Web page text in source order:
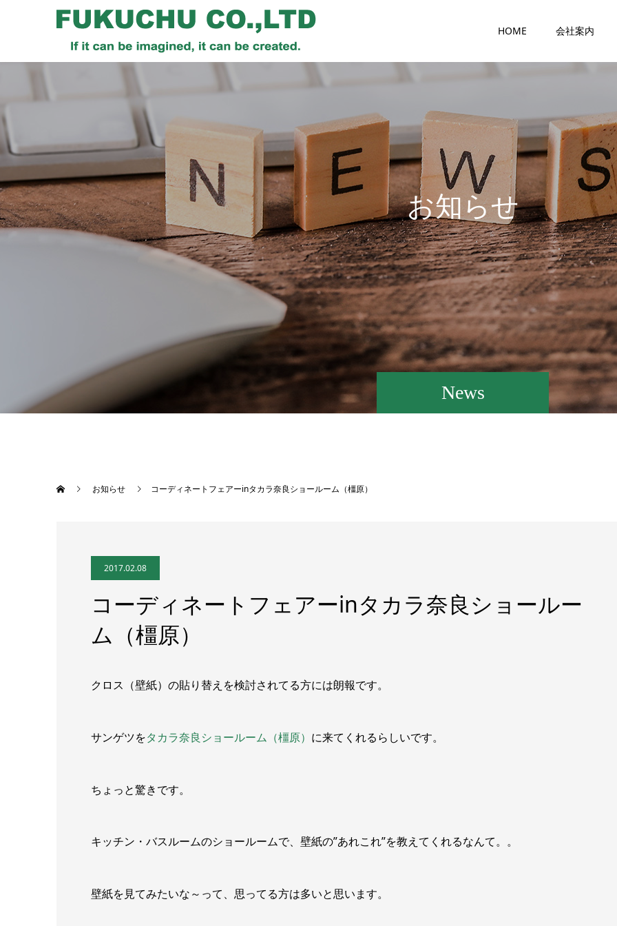
HOME 会社案内
News
お知らせ
お知らせ コーディネートフェアーinタカラ奈良ショールーム（橿原）
2017.02.08
コーディネートフェアーinタカラ奈良ショールー
ム（橿原）
クロス（壁紙）の貼り替えを検討されてる方には朗報です。
サンゲツをタカラ奈良ショールーム（橿原） に来てくれるらしいです。
ちょっと驚きです。
キッチン・バスルームのショールームで、壁紙の”あれこれ”を教えてくれるなんて。。
壁紙を見てみたいな～って、思ってる方は多いと思います。